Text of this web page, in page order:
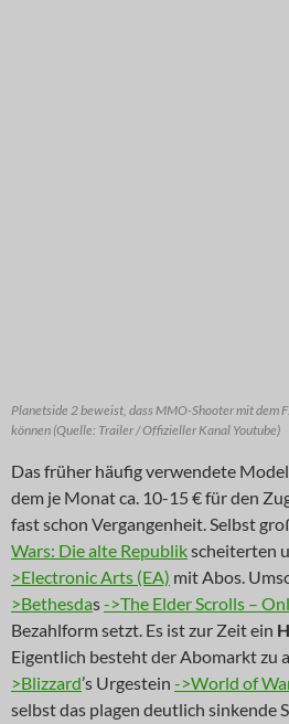
Planetside 2 beweist, dass MMO-Shooter mit dem
können (Quelle: Trailer / Offizieller Kanal Youtube)
Das früher häufig verwendete
dem je Monat ca. 10-15 € für den
fast schon Vergangenheit. Selbst
Wars: Die alte Republikscheiterten
>Electronic Arts (EA) mit Abos.
>Bethesdas->The Elder Scrolls –
Bezahlform setzt. Es ist zur Zeit ein
Eigentlich besteht der Abomarkt zu
>Blizzard’s Urgestein ->World of
selbst das plagen deutlich sinkende